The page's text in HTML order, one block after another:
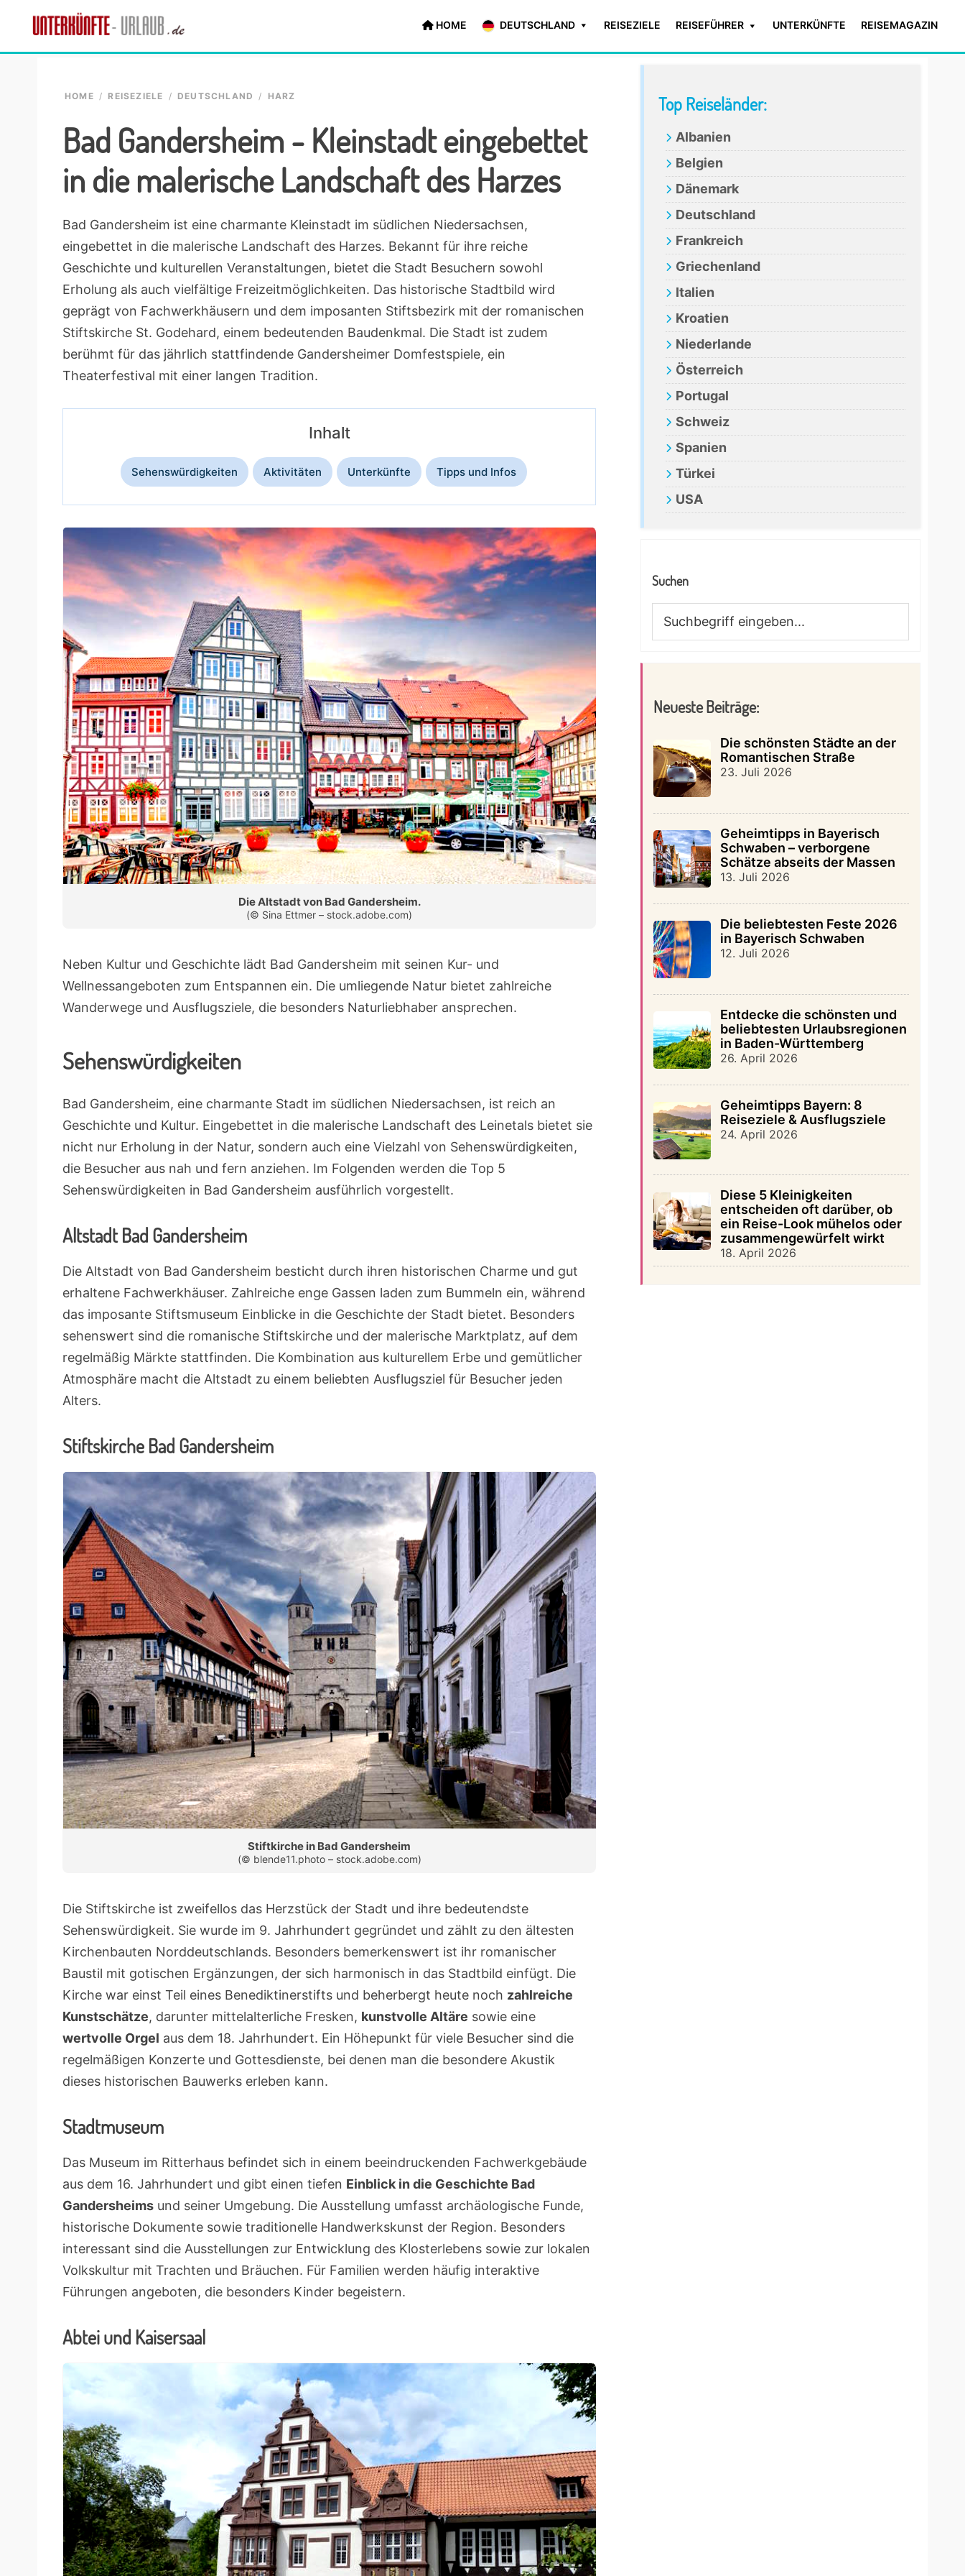
primary
main
primary
footerUnterkünfte-
finde
passende
HOME DEUTSCHLAND REISEZIELE REISEFÜHRER UNTERKÜNFTE REISEMAGAZIN
HOME / REISEZIELE / DEUTSCHLAND / HARZ
Bad Gandersheim - Kleinstadt eingebettet
in die malerische Landschaft des Harzes
Bad Gandersheim ist eine charmante Kleinstadt im südlichen Niedersachsen,
eingebettet in die malerische Landschaft des Harzes. Bekannt für ihre reiche
Geschichte und kulturellen Veranstaltungen, bietet die Stadt Besuchern sowohl
Erholung als auch vielfältige Freizeitmöglichkeiten. Das historische Stadtbild wird
geprägt von Fachwerkhäusern und dem imposanten Stiftsbezirk mit der romanischen
Stiftskirche St. Godehard, einem bedeutenden Baudenkmal. Die Stadt ist zudem
berühmt für das jährlich stattfindende Gandersheimer Domfestspiele, ein
Theaterfestival mit einer langen Tradition.
Inhalt
Sehenswürdigkeiten Aktivitäten Unterkünfte Tipps und Infos
Die Altstadt von Bad Gandersheim.
(© Sina Ettmer – stock.adobe.com)
Neben Kultur und Geschichte lädt Bad Gandersheim mit seinen Kur- und
Wellnessangeboten zum Entspannen ein. Die umliegende Natur bietet zahlreiche
Wanderwege und Ausflugsziele, die besonders Naturliebhaber ansprechen.
Sehenswürdigkeiten
Bad Gandersheim, eine charmante Stadt im südlichen Niedersachsen, ist reich an
Geschichte und Kultur. Eingebettet in die malerische Landschaft des Leinetals bietet sie
nicht nur Erholung in der Natur, sondern auch eine Vielzahl von Sehenswürdigkeiten,
die Besucher aus nah und fern anziehen. Im Folgenden werden die Top 5
Sehenswürdigkeiten in Bad Gandersheim ausführlich vorgestellt.
Altstadt Bad Gandersheim
Die Altstadt von Bad Gandersheim besticht durch ihren historischen Charme und gut
erhaltene Fachwerkhäuser. Zahlreiche enge Gassen laden zum Bummeln ein, während
das imposante Stiftsmuseum Einblicke in die Geschichte der Stadt bietet. Besonders
sehenswert sind die romanische Stiftskirche und der malerische Marktplatz, auf dem
regelmäßig Märkte stattfinden. Die Kombination aus kulturellem Erbe und gemütlicher
Atmosphäre macht die Altstadt zu einem beliebten Ausflugsziel für Besucher jeden
Alters.
Stiftskirche Bad Gandersheim
Stiftkirche in Bad Gandersheim
(© blende11.photo – stock.adobe.com)
Die Stiftskirche ist zweifellos das Herzstück der Stadt und ihre bedeutendste
Sehenswürdigkeit. Sie wurde im 9. Jahrhundert gegründet und zählt zu den ältesten
Kirchenbauten Norddeutschlands. Besonders bemerkenswert ist ihr romanischer
Baustil mit gotischen Ergänzungen, der sich harmonisch in das Stadtbild einfügt. Die
Kirche war einst Teil eines Benediktinerstifts und beherbergt heute noch zahlreiche
Kunstschätze, darunter mittelalterliche Fresken, kunstvolle Altäre sowie eine
wertvolle Orgel aus dem 18. Jahrhundert. Ein Höhepunkt für viele Besucher sind die
regelmäßigen Konzerte und Gottesdienste, bei denen man die besondere Akustik
dieses historischen Bauwerks erleben kann.
Stadtmuseum
Das Museum im Ritterhaus befindet sich in einem beeindruckenden Fachwerkgebäude
aus dem 16. Jahrhundert und gibt einen tiefen Einblick in die Geschichte Bad
Gandersheims und seiner Umgebung. Die Ausstellung umfasst archäologische Funde,
historische Dokumente sowie traditionelle Handwerkskunst der Region. Besonders
interessant sind die Ausstellungen zur Entwicklung des Klosterlebens sowie zur lokalen
Volkskultur mit Trachten und Bräuchen. Für Familien werden häufig interaktive
Führungen angeboten, die besonders Kinder begeistern.
Abtei und Kaisersaal
Primary
Sidebar
Top Reiseländer:
Albanien
Belgien
Dänemark
Deutschland
Frankreich
Griechenland
Italien
Kroatien
Niederlande
Österreich
Portugal
Schweiz
Spanien
Türkei
USA
Suchen
eingeben...
Neueste Beiträge:
Die schönsten Städte an der
Romantischen Straße
23. Juli 2026
Geheimtipps in Bayerisch
Schwaben – verborgene
Schätze abseits der Massen
13. Juli 2026
Die beliebtesten Feste 2026
in Bayerisch Schwaben
12. Juli 2026
Entdecke die schönsten und
beliebtesten Urlaubsregionen
in Baden-Württemberg
26. April 2026
Geheimtipps Bayern: 8
Reiseziele & Ausflugsziele
24. April 2026
Diese 5 Kleinigkeiten
entscheiden oft darüber, ob
ein Reise-Look mühelos oder
zusammengewürfelt wirkt
18. April 2026